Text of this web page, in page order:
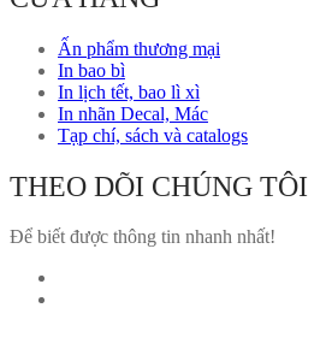
Ấn phẩm thương mại
In bao bì
In lịch tết, bao lì xì
In nhãn Decal, Mác
Tạp chí, sách và catalogs
THEO DÕI CHÚNG TÔI
Để biết được thông tin nhanh nhất!